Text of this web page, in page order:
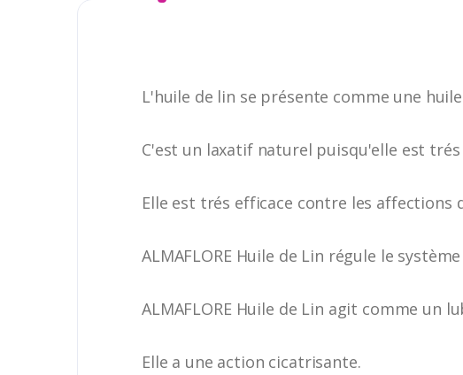
L'huile de lin se présente comme une
C'est un laxatif naturel puisqu'elle est
Elle est trés efficace contre les affections
ALMAFLORE Huile de Lin régule le
ALMAFLORE Huile de Lin agit comme
Elle a une action cicatrisante.